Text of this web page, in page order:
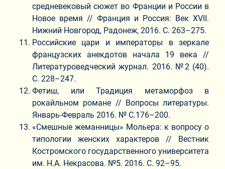
средневековый сюжет во Франции и России в
Новое время // Франция и Россия: Век XVII.
Нижний Новгород, Радонеж, 2016. С. 263–275.
Российские цари и императоры в зеркале
французских анекдотов начала 19 века //
Литературоведческий журнал. 2016. №2 (40).
С. 228–247.
Фетиш, или Традиция метаморфоз в
рокайльном романе // Вопросы литературы.
Январь-Февраль 2016. № С.176–200.
«Смешные жеманницы» Мольера: к вопросу о
типологии женских характеров // Вестник
Костромского государственного университета
им. Н.А. Некрасова. №5. 2016. С. 92–95.